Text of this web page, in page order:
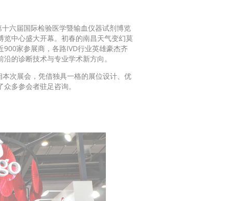
六届国际检验医学暨输血仪器试剂博览
览中心盛大开幕。初春的南昌天气变幻莫
家参展商，各路IVD行业英雄豪杰齐
的诊断技术与专业学术新方向。
次展会，凭借独具一格的展位设计、优
多参会者驻足咨询。